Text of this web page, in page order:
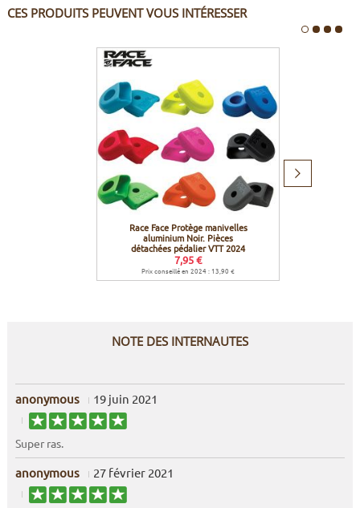
CES PRODUITS PEUVENT VOUS INTÉRESSER
Race Face Protège manivelles
aluminium Noir. Pièces
détachées pédalier VTT 2024
7,95 €
Prix conseillé en 2024 : 13,90 €
Produit
NOTE DES INTERNAUTES
anonymous 19 juin 2021
Super ras.
anonymous 27 février 2021